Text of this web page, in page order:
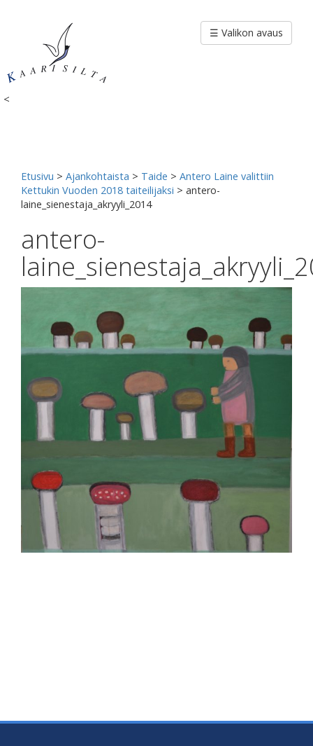
<
☰ Valikon avaus
Etusivu > Ajankohtaista > Taide > Antero Laine valittiin
Kettukin Vuoden 2018 taiteilijaksi > antero-
laine_sienestaja_akryyli_2014
antero-